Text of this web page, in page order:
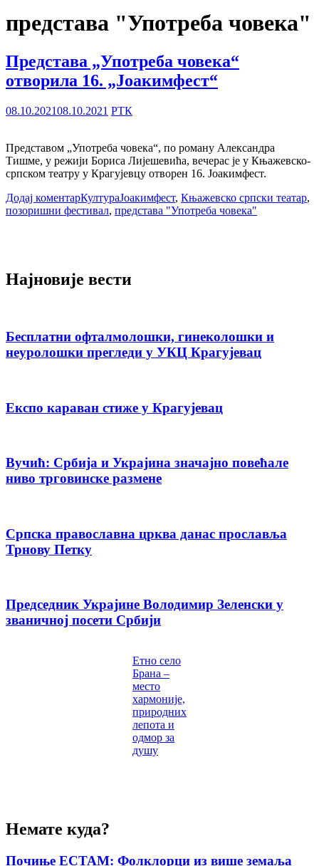
представа "Употреба човека"
Представа „Употреба човека“
отворила 16. „Јоакимфест“
08.10.202108.10.2021 РТК
Представом „Употреба човека“, по роману Александра
Тишме, у режији Бориса Лијешевића, вечерас је у Књажевско-
српском театру у Крагујевцу отворен 16. Јоакимфест.
Додај коментарКултураЈоакимфест, Књажевско српски театар,
позоришни фестивал, представа "Употреба човека"
Најновије вести
Бесплатни офталмолошки, гинеколошки и
неуролошки прегледи у УКЦ Крагујевац
Експо караван стиже у Крагујевац
Вучић: Србија и Украјина значајно повећале
ниво трговинске размене
Српска православна црква данас прославља
Трнову Петку
Председник Украјине Володимир Зеленски у
званичној посети Србији
Етно село
Брана –
место
хармоније,
природних
лепота и
одмор за
душу
Немате куда?
Почиње ЕСТАМ: Фолклорци из више земаља